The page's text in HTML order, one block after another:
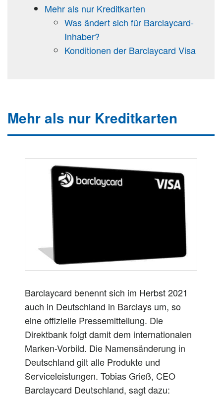
Mehr als nur Kreditkarten
Was ändert sich für Barclaycard-
Inhaber?
Konditionen der Barclaycard Visa
Mehr als nur Kreditkarten
Barclaycard benennt sich im Herbst 2021
auch in Deutschland in Barclays um, so
eine offizielle Pressemitteilung. Die
Direktbank folgt damit dem internationalen
Marken-Vorbild. Die Namensänderung in
Deutschland gilt alle Produkte und
Serviceleistungen. Tobias Grieß, CEO
Barclaycard Deutschland, sagt dazu: